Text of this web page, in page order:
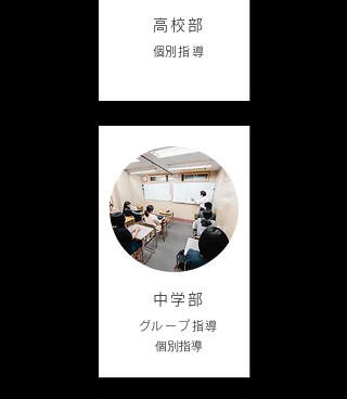
高校部
​個別指導
中学部
​グループ指導
​個別指導